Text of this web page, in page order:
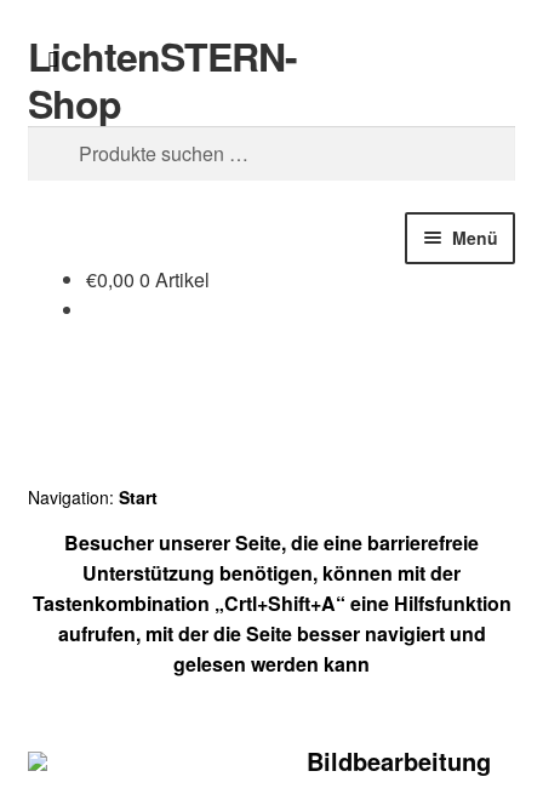
Zur
Navigation
springen
Zum
Inhalt
springen
LichtenSTERN-
Shop
Suchen
Suchen
Menü
€0,00 0 Artikel
Navigation: Start
Besucher unserer Seite, die eine barrierefreie
Unterstützung benötigen, können mit der
Tastenkombination „Crtl+Shift+A“ eine Hilfsfunktion
aufrufen, mit der die Seite besser navigiert und
gelesen werden kann
Bildbearbeitung